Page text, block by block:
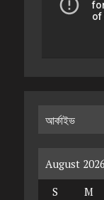
আর্কাইভ
August 2026
S
M